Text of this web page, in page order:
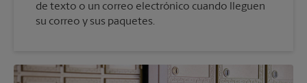
de texto o un correo electrónico cuando lleguen
su correo y sus paquetes.